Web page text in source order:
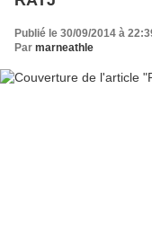
Publié le 30/09/2014 à
Par marneathle